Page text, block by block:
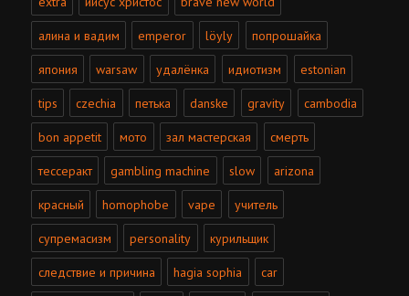
алина и вадим emperor löyly попрошайка
япония warsaw удалёнка идиотизм estonian
tips czechia петька danske gravity cambodia
bon appetit мото зал мастерская смерть
тессеракт gambling machine slow arizona
красный homophobe vape учитель
супремасизм personality курильщик
cледствие и причина hagia sophia car